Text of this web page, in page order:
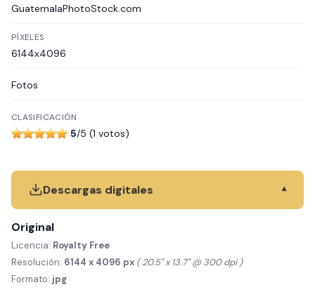
GuatemalaPhotoStock.com
PÍXELES
6144x4096
Fotos
CLASIFICACIÓN
5/5 (1 votos)
Descargas digitales ▾
Original
Licencia: Royalty Free
Resolución: 6144 x 4096 px ( 20.5" x 13.7" @ 300 dpi )
Formato: jpg